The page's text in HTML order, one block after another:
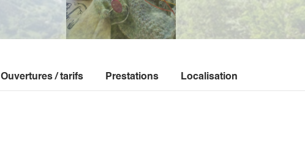
Ouvertures / tarifs Prestations Localisation